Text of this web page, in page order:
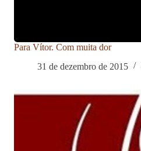
Para Vítor. Com muita dor
31 de dezembro de 2015